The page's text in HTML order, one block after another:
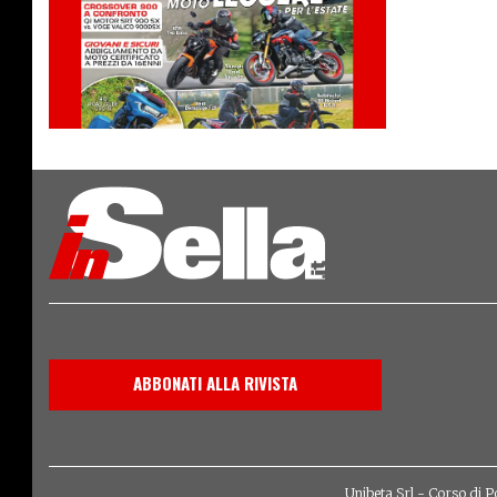
ABBONATI ALLA RIVISTA
Unibeta Srl - Corso di